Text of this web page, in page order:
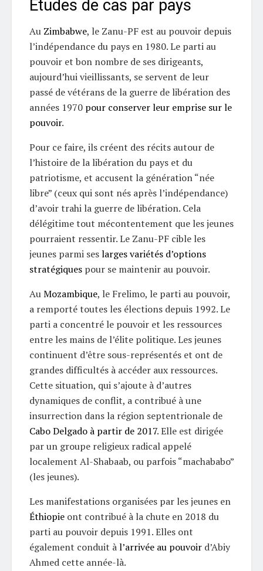
Études de cas par pays
Au Zimbabwe, le Zanu-PF est au pouvoir depuis
l’indépendance du pays en 1980. Le parti au
pouvoir et bon nombre de ses dirigeants,
aujourd’hui vieillissants, se servent de leur
passé de vétérans de la guerre de libération des
années 1970 pour conserver leur emprise sur le
pouvoir.
Pour ce faire, ils créent des récits autour de
l’histoire de la libération du pays et du
patriotisme, et accusent la génération “née
libre” (ceux qui sont nés après l’indépendance)
d’avoir trahi la guerre de libération. Cela
délégitime tout mécontentement que les jeunes
pourraient ressentir. Le Zanu-PF cible les
jeunes parmi seslarges variétés d’options
stratégiques pour se maintenir au pouvoir.
AuMozambique, le Frelimo, le parti au pouvoir,
a remporté toutes les élections depuis 1992. Le
parti a concentré le pouvoir et les ressources
entre les mains de l’élite politique. Les jeunes
continuent d’être sous-représentés et ont de
grandes difficultés à accéder aux ressources.
Cette situation, qui s’ajoute à d’autres
dynamiques de conflit, a contribué à une
insurrection dans la région septentrionale de
Cabo Delgado à partir de 2017. Elle est dirigée
par un groupe religieux radical appelé
localement Al-Shabaab, ou parfois “machababo”
(les jeunes).
Les manifestations organisées par les jeunes en
Éthiopie ont contribué à la chute en 2018 du
parti au pouvoir depuis 1991. Elles ont
également conduit àl’arrivée au pouvoir d’Abiy
Ahmed cette année-là.